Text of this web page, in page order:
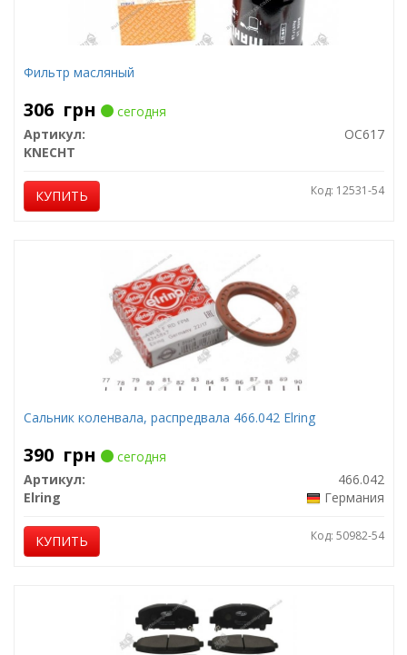
Фильтр масляный
306 грн
сегодня
Артикул:
OC617
KNECHT
КУПИТЬ Код: 12531-54
Сальник коленвала, распредвала 466.042 Elring
390 грн
сегодня
Артикул:
466.042
Elring
Германия
КУПИТЬ Код: 50982-54